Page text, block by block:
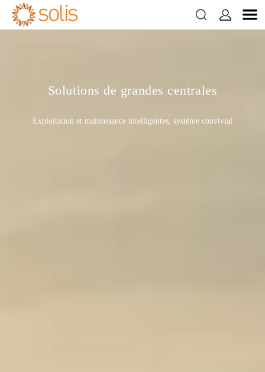
 
Solutions de grandes centrales
Exploitation et maintenance intelligentes, système convivial